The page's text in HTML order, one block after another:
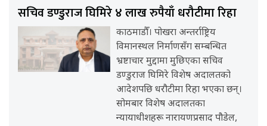
सचिव डण्डुराज घिमिरे ४ लाख रुपैयाँ धरौटीमा रिहा
काठमाडौँ। पोखरा अन्तर्राष्ट्रिय
विमानस्थल निर्माणसँग सम्बन्धित
भ्रष्टाचार मुद्दामा मुछिएका सचिव
डण्डुराज घिमिरे विशेष अदालतको
आदेशपछि धरौटीमा रिहा भएका छन्।
सोमबार विशेष अदालतका
न्यायाधीशहरू नारायणप्रसाद पौडेल,